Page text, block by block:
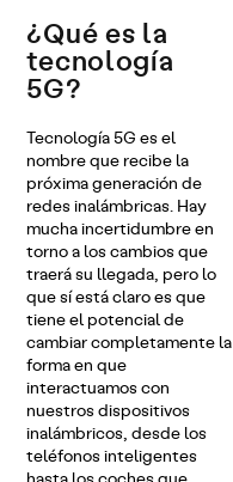
¿Qué es la
tecnología
5G?
Tecnología 5G es el
nombre que recibe la
próxima generación de
redes inalámbricas. Hay
mucha incertidumbre en
torno a los cambios que
traerá su llegada, pero lo
que sí está claro es que
tiene el potencial de
cambiar completamente la
forma en que
interactuamos con
nuestros dispositivos
inalámbricos, desde los
teléfonos inteligentes